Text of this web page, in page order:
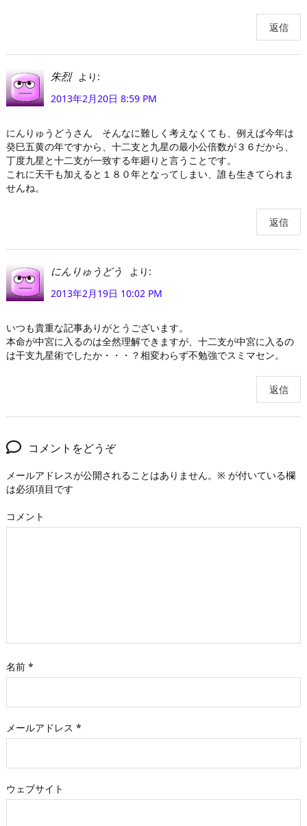
返信
朱烈
より:
2013年2月20日 8:59 PM
にんりゅうどうさん そんなに難しく考えなくても、例えば今年は
癸巳五黄の年ですから、十二支と九星の最小公倍数が３６だから、
丁度九星と十二支が一致する年廻りと言うことです。
これに天干も加えると１８０年となってしまい、誰も生きてられま
せんね。
返信
にんりゅうどう
より:
2013年2月19日 10:02 PM
いつも貴重な記事ありがとうございます。
本命が中宮に入るのは全然理解できますが、十二支が中宮に入るの
は干支九星術でしたか・・・？相変わらず不勉強でスミマセン。
返信
コメントをどうぞ
メールアドレスが公開されることはありません。 ※ が付いている欄
は必須項目です
コメント
名前 *
メールアドレス *
ウェブサイト